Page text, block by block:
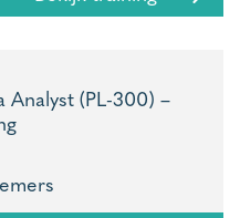
Analyst (PL-300) –